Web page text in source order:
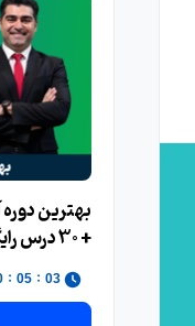
بهترین
+ 30 درس رایگان
03
:
05
: